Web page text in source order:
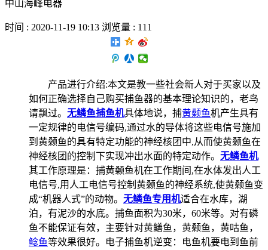
中山海峰电器
时间 : 2020-11-19 10:13 浏览量 : 111
产品进行介绍:本文是教一些社会新人对于买家以及
如何正确选择自己购买捕鱼器的基本理论知识的，老鸟
请飘过。 无鳞鱼捕鱼机具体地说，捕黄颡鱼机产生具有
一定规律的电信号编码,通过水的导体将这些电信号施加
到黄颡鱼的具有特定功能的神经核团中,从而使黄颡鱼在
神经核团的控制下实现冲出水面的特定动作。 无鳞鱼机
其工作原理是：捕黄颡鱼机在工作期间,在水体发出人工
电信号,用人工电信号控制黄颡鱼的神经系统,使黄颡鱼变
成“机器人式”的动物。 无鳞鱼专用机适合在水库，湖
泊，有泥沙的水底。捕鱼面积为30米，60米等。对有磷
鱼不能保证有效，主要针对黄鳝鱼，黄颡鱼，黄咕鱼，
鲶鱼等效果很好。电子捕鱼机逆变：电鱼机要电到鱼前